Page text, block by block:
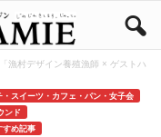
漁村デザイン養殖漁師 × ゲストハ
・スイーツ・カフェ・パン・女子会
ンド
すめ記事